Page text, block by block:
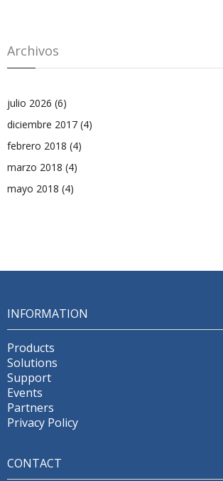
Archivos
julio 2026 (6)
diciembre 2017 (4)
febrero 2018 (4)
marzo 2018 (4)
mayo 2018 (4)
INFORMATION
Products
Solutions
Support
Events
Partners
Privacy Policy
CONTACT